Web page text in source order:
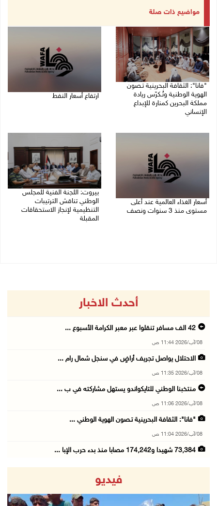
مواضيع ذات صلة
"فانا": الثقافة البحرينية تـصون
الهوية الوطنية وتُـكرّس ريادة
مملكة البحرين كمنارة للإبداع
الإنساني
ارتفاع أسعار النفط
أسعار الغذاء العالمية عند أعلى
مستوى منذ 3 سنوات ونصف
بيروت: اللجنة الفنية للمجلس
الوطني تناقش الترتيبات
التنظيمية لإنجاز الاستحقاقات
المقبلة
أحدث الاخبار
42 الف مسافر تنقلوا عبر معبر الكرامة الأسبوع ...
08/آب/2026 11:44 ص
الاحتلال يواصل تجريف أراضٍ في سنجل شمال رام ...
08/آب/2026 11:35 ص
منتخبنا الوطني للتايكواندو يستهل مشاركته في ب ...
08/آب/2026 11:06 ص
"فانا": الثقافة البحرينية تـصون الهوية الوطني ...
08/آب/2026 11:04 ص
73,384 شهيدا و174,242 مصابا منذ بدء حرب الإبا ...
مستعمرون إرهابيون يهاجمون منزلا ويقتحمون مناط ...
08/آب/2026 10:22 ص
فيديو